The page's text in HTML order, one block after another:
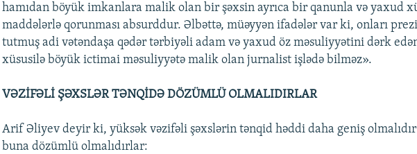
hamıdan böyük imkanlara malik olan bir şəxsin ayrıca bir qanunla və yaxud
maddələrlə qorunması absurddur. Əlbəttə, müəyyən ifadələr var ki, onları
tutmuş adi vətəndaşa qədər tərbiyəli adam və yaxud öz məsuliyyətini dərk
xüsusilə böyük ictimai məsuliyyətə malik olan jurnalist işlədə bilməz».
VƏZİFƏLİ ŞƏXSLƏR TƏNQİDƏ DÖZÜMLÜ OLMALIDIRLAR
Arif Əliyev deyir ki, yüksək vəzifəli şəxslərin tənqid həddi daha geniş
buna dözümlü olmalıdırlar: